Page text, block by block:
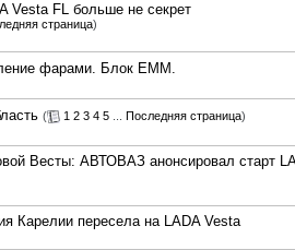
Vesta FL больше не секрет
страница)
фарами. Блок EMM.
( 1 2 3 4 5 Последняя страница)
Весты: АВТОВАЗ анонсировал старт
Карелии пересела на LADA Vesta